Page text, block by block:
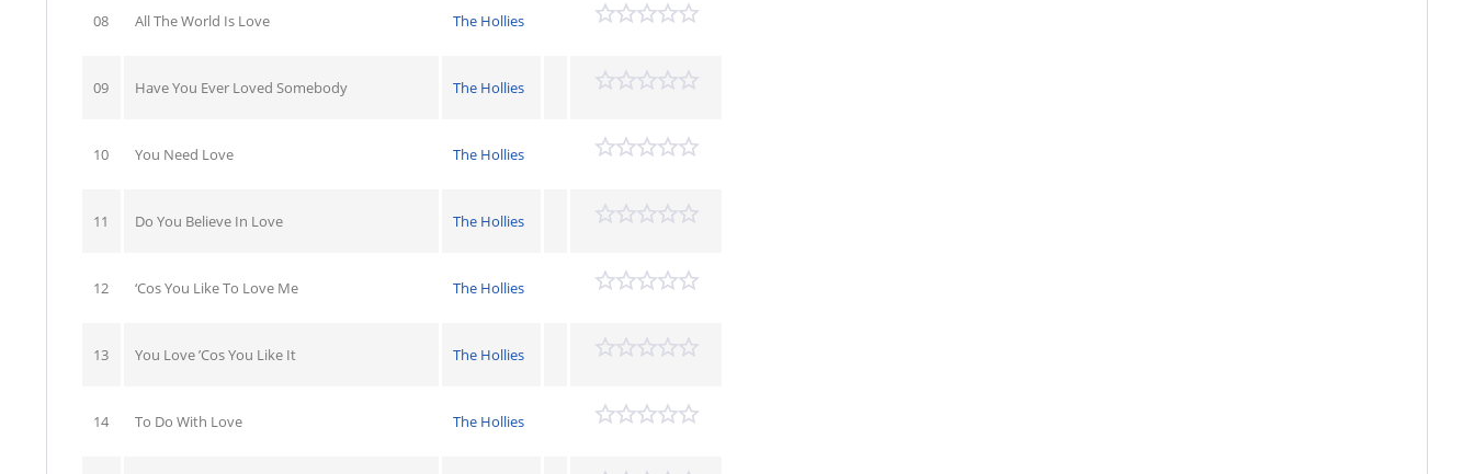
08 All The World Is Love The Hollies
09 Have You Ever Loved Somebody The Hollies
10 You Need Love The Hollies
11 Do You Believe In Love The Hollies
12 ‘Cos You Like To Love Me The Hollies
13 You Love ’Cos You Like It The Hollies
14 To Do With Love The Hollies